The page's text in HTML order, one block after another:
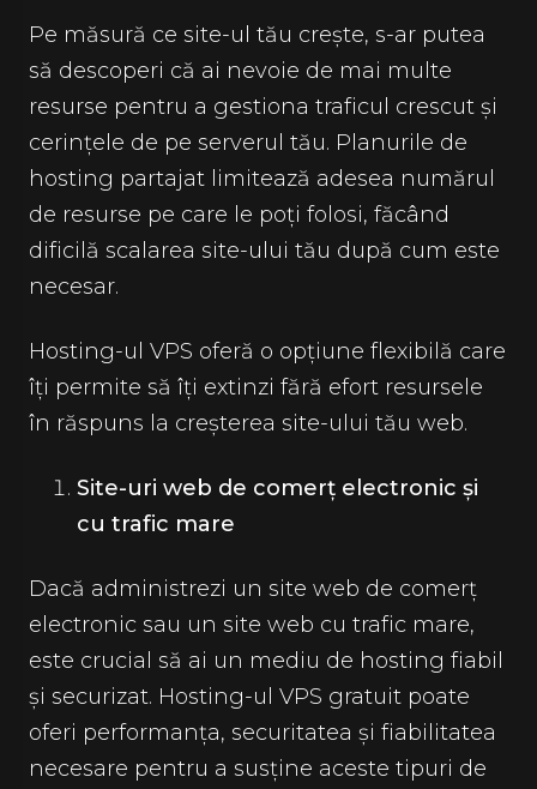
Pe măsură ce site-ul tău crește, s-ar putea
să descoperi că ai nevoie de mai multe
resurse pentru a gestiona traficul crescut și
cerințele de pe serverul tău. Planurile de
hosting partajat limitează adesea numărul
de resurse pe care le poți folosi, făcând
dificilă scalarea site-ului tău după cum este
necesar.
Hosting-ul VPS oferă o opțiune flexibilă care
îți permite să îți extinzi fără efort resursele
în răspuns la creșterea site-ului tău web.
Site-uri web de comerț electronic și
cu trafic mare
Dacă administrezi un site web de comerț
electronic sau un site web cu trafic mare,
este crucial să ai un mediu de hosting fiabil
și securizat. Hosting-ul VPS gratuit poate
oferi performanța, securitatea și fiabilitatea
necesare pentru a susține aceste tipuri de